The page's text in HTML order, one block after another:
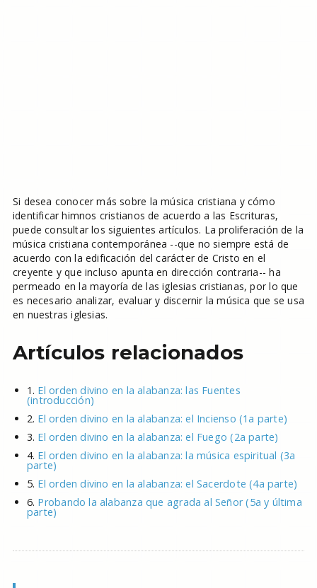
Si desea conocer más sobre la música cristiana y cómo
identificar himnos cristianos de acuerdo a las Escrituras,
puede consultar los siguientes artículos. La proliferación de la
música cristiana contemporánea --que no siempre está de
acuerdo con la edificación del carácter de Cristo en el
creyente y que incluso apunta en dirección contraria-- ha
permeado en la mayoría de las iglesias cristianas, por lo que
es necesario analizar, evaluar y discernir la música que se usa
en nuestras iglesias.
Artículos relacionados
1. El orden divino en la alabanza: las Fuentes
(introducción)
2. El orden divino en la alabanza: el Incienso (1a parte)
3. El orden divino en la alabanza: el Fuego (2a parte)
4. El orden divino en la alabanza: la música espiritual (3a
parte)
5. El orden divino en la alabanza: el Sacerdote (4a parte)
6. Probando la alabanza que agrada al Señor (5a y última
parte)